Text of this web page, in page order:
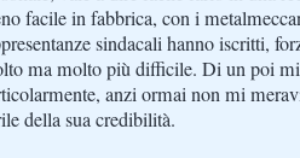
facile in fabbrica, con i
sindacali hanno iscritti,
ma molto più difficile. Di un poi
anzi ormai non mi
della sua credibilità.